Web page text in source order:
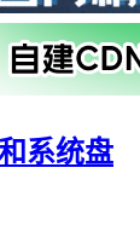
系统盘